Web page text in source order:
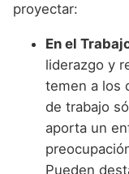
proyectar:
En el
liderazgo y
temen a los
de trabajo
aporta un
Pueden